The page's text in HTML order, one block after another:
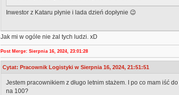
Inwestor z Kataru płynie i lada dzień dopłynie 😉
Jak mi w ogóle nie żal tych ludzi. xD
Post Merge: Sierpnia 16, 2024, 23:01:28
Cytat: Pracownik Logistyki w Sierpnia 16, 2024, 21:51:51
Jestem pracownikiem z długo letnim stażem. I po co mam iść
na 100?